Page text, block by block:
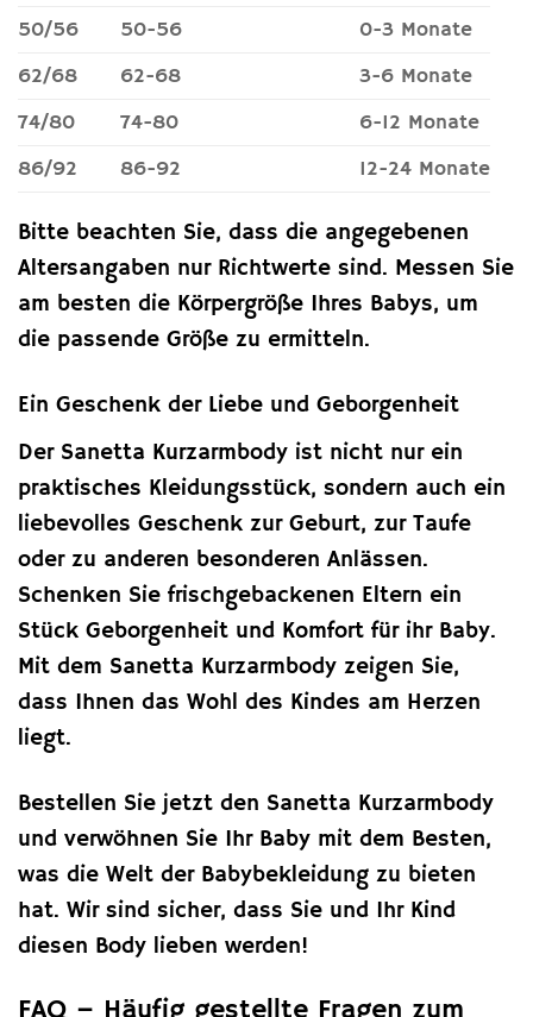
50/56
50-56
0-3 Monate
62/68
62-68
3-6 Monate
74/80
74-80
6-12 Monate
86/92
86-92 12-24 Monate
Bitte beachten Sie, dass die angegebenen
Altersangaben nur Richtwerte sind. Messen Sie
am besten die Körpergröße Ihres Babys, um
die passende Größe zu ermitteln.
Ein Geschenk der Liebe und Geborgenheit
Der Sanetta Kurzarmbody ist nicht nur ein
praktisches Kleidungsstück, sondern auch ein
liebevolles Geschenk zur Geburt, zur Taufe
oder zu anderen besonderen Anlässen.
Schenken Sie frischgebackenen Eltern ein
Stück Geborgenheit und Komfort für ihr Baby.
Mit dem Sanetta Kurzarmbody zeigen Sie,
dass Ihnen das Wohl des Kindes am Herzen
liegt.
Bestellen Sie jetzt den Sanetta Kurzarmbody
und verwöhnen Sie Ihr Baby mit dem Besten,
was die Welt der Babybekleidung zu bieten
hat. Wir sind sicher, dass Sie und Ihr Kind
diesen Body lieben werden!